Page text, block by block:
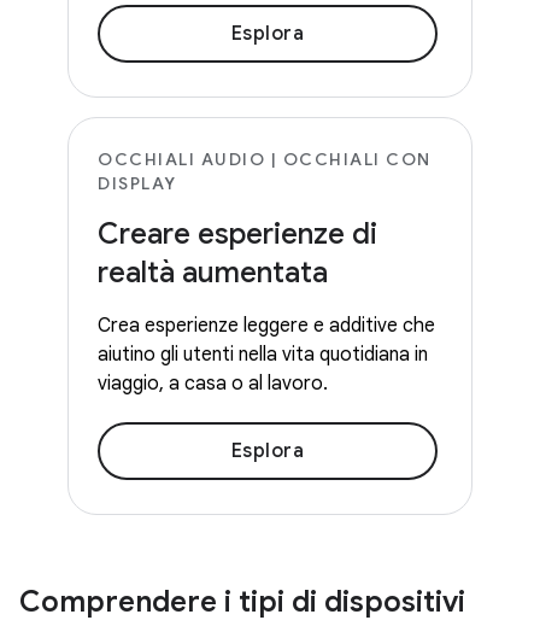
Esplora
OCCHIALI AUDIO | OCCHIALI CON
DISPLAY
Creare esperienze di
realtà aumentata
Crea esperienze leggere e additive che
aiutino gli utenti nella vita quotidiana in
viaggio, a casa o al lavoro.
Esplora
Comprendere i tipi di dispositivi